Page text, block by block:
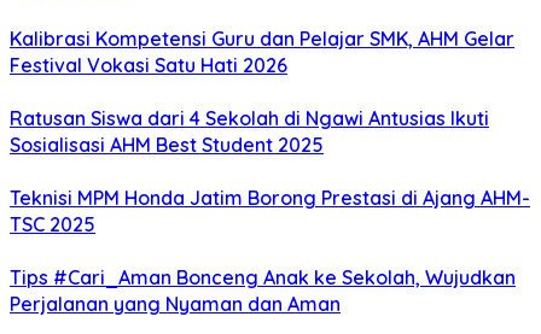
Kalibrasi Kompetensi Guru dan Pelajar SMK, AHM Gelar
Festival Vokasi Satu Hati 2026
Ratusan Siswa dari 4 Sekolah di Ngawi Antusias Ikuti
Sosialisasi AHM Best Student 2025
Teknisi MPM Honda Jatim Borong Prestasi di Ajang AHM-
TSC 2025
Tips #Cari_Aman Bonceng Anak ke Sekolah, Wujudkan
Perjalanan yang Nyaman dan Aman